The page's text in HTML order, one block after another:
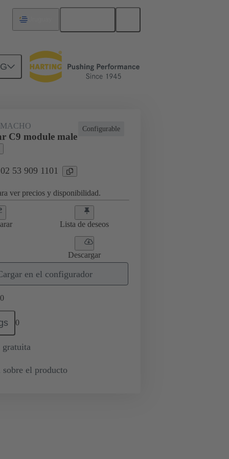
Configurable
C9 module male
53 909 1101
ver precios y disponibilidad.
Lista de deseos
Descargar
en el configurador
0
0
gratuita
sobre el producto